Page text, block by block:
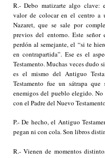
R.- Debo matizarte algo clave:
valor de colocar en el centro a
Nazaret, que se sale por
previos del entorno. Este señor
perdón al semejante, el “si te
en contrapartida”. Ese es el
Testamento. Muchas veces dudo
es el mismo del Antiguo
Testamento fue un sátrapa
enemigos del pueblo elegido.
con el Padre del Nuevo
P.- De hecho, el Antiguo
pegan ni con cola. Son libros
R.- Vienen de momentos